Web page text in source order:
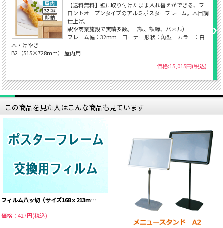
【送料無料】壁に取り付けたまま入れ替えができる、フ
ロントオープンタイプのアルミポスターフレーム。木目調
仕上げ。
駅や商業施設で実績多数。（額、額縁、パネル）
フレーム幅：32mm コーナー形状：角型 カラー：白
木・けやき
B2（515×728ｍｍ） 屋内用
価格:15,015円(税込)
この商品を見た人はこんな商品も見ています
フィルム八ッ切（サイズ168ｘ213m…
価格：427円(税込)